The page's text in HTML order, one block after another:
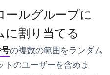
ールグループに
に割り当てる
の複数の範囲をランダム
トのユーザーを含めま